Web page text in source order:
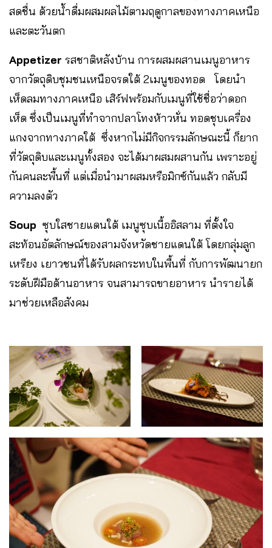
สดชื่น ด้วยน้ำดื่มผสมผลไม้ตามฤดูกาลของทางภาคเหนือ
และตะวันตก
Appetizer รสชาติหลังบ้าน การผสมผสานเมนูอาหาร
จากวัตถุดิบชุมชนเหนือจรดใต้ 2เมนูของทอด โดยนำ
เห็ดลมทางภาคเหนือ เสิร์ฟพร้อมกับเมนูที่ใช้ชื่อว่าดอก
เห็ด ซึ่งเป็นเมนูที่ทำจากปลาโทงห้าวหั่น ทอดชุบเครื่อง
แกงจากทางภาคใต้ ซึ่งหากไม่มีกิจกรรมลักษณะนี้ ก็ยาก
ที่วัตถุดิบและเมนูทั้งสอง จะได้มาผสมผสานกัน เพราะอยู่
กันคนละพื้นที่ แต่เมื่อนำมาผสมหรือมิกซ์กันแล้ว กลับมี
ความลงตัว
Soup ซุบใสชายแดนใต้ เมนูซุบเนื้ออิสลาม ที่ตั้งใจ
สะท้อนอัตลักษณ์ของสามจังหวัดชายแดนใต้ โดยกลุ่มลูก
เหรียง เยาวชนที่ได้รับผลกระทบในพื้นที่ กับการพัฒนายก
ระดับฝีมือด้านอาหาร จนสามารถขายอาหาร นำรายได้
มาช่วยเหลือสังคม